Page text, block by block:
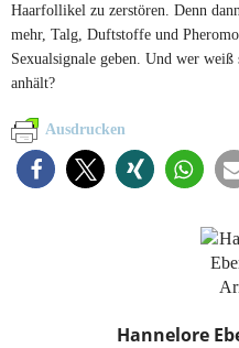
Haarfollikel zu zerstören. Denn
mehr, Talg, Duftstoffe und
Sexualsignale geben. Und wer
anhält?
Ausdrucken
Hannelore